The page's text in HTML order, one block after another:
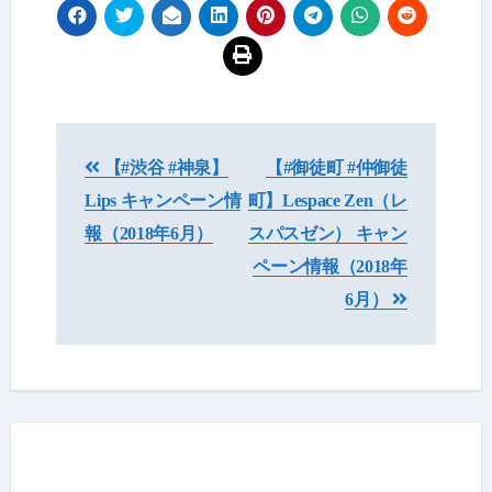
稿
ナ
ー
シ
【#渋谷 #神泉】
Lips キャンペーン情
報（2018年6月）
【#御徒町 #仲御徒
町】Lespace Zen（レ
スパスゼン） キャン
ペーン情報（2018年
6月）